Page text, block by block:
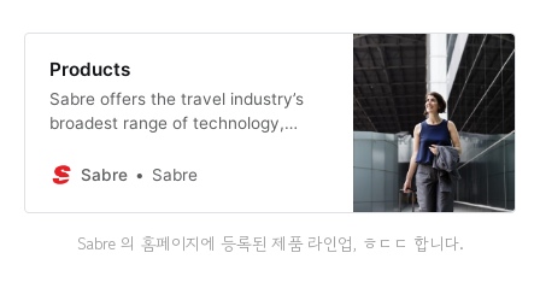
Products
Sabre offers the travel industry’s
broadest range of technology,
plan, market, sell, serve and
Sabre Sabre
Sabre 의 홈페이지에 등록된 제품 라인업, ㅎㄷㄷ 합니다.